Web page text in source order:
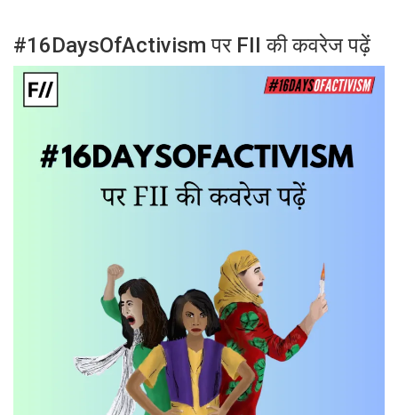
#16DaysOfActivism पर FII की कवरेज पढ़ें